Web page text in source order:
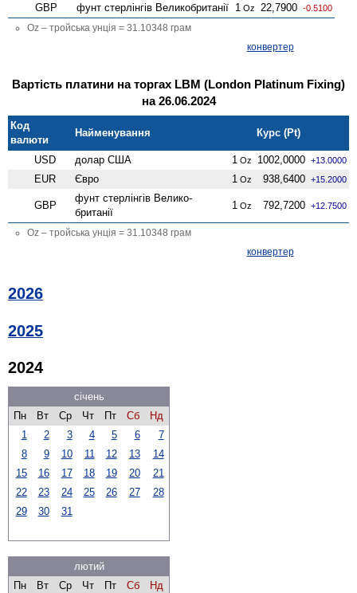
GBP фунт стерлінгів Велико­британії 1 Oz 22,7900 -0.5100
Oz – тройська унція = 31.10348 грам
конвертер
Вартість платини на торгах LBM (London Platinum Fixing)
на 26.06.2024
Код
валюти
Найменування Курс (Pt)
USD долар США 1 Oz 1002,0000 +13.0000
EUR Євро 1 Oz 938,6400 +15.2000
GBP
фунт стерлінгів Велико­
британії
1 Oz 792,7200 +12.7500
Oz – тройська унція = 31.10348 грам
конвертер
2026
2025
2024
січень
Пн
Вт Ср Чт Пт Сб
Нд
1
2 3 4 5 6
7
8
9 10 11 12 13
14
15
16 17 18 19 20
21
22
23 24 25 26 27
28
29
30 31
лютий
Пн
Вт Ср Чт Пт Сб
Нд